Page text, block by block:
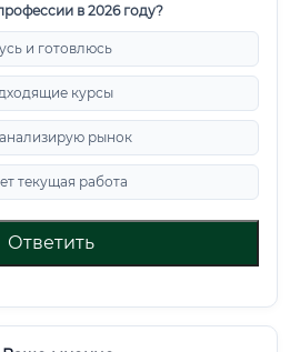
в 2026 году?
и готовлюсь
курсы
рынок
текущая работа
Ответить